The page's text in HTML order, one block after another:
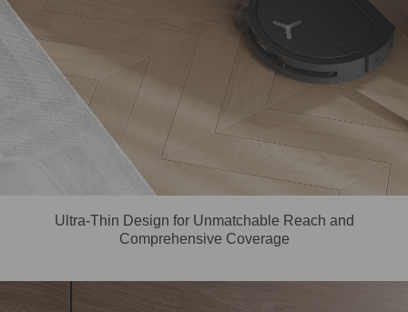
Ultra-Thin Design for Unmatchable Reach and
Comprehensive Coverage